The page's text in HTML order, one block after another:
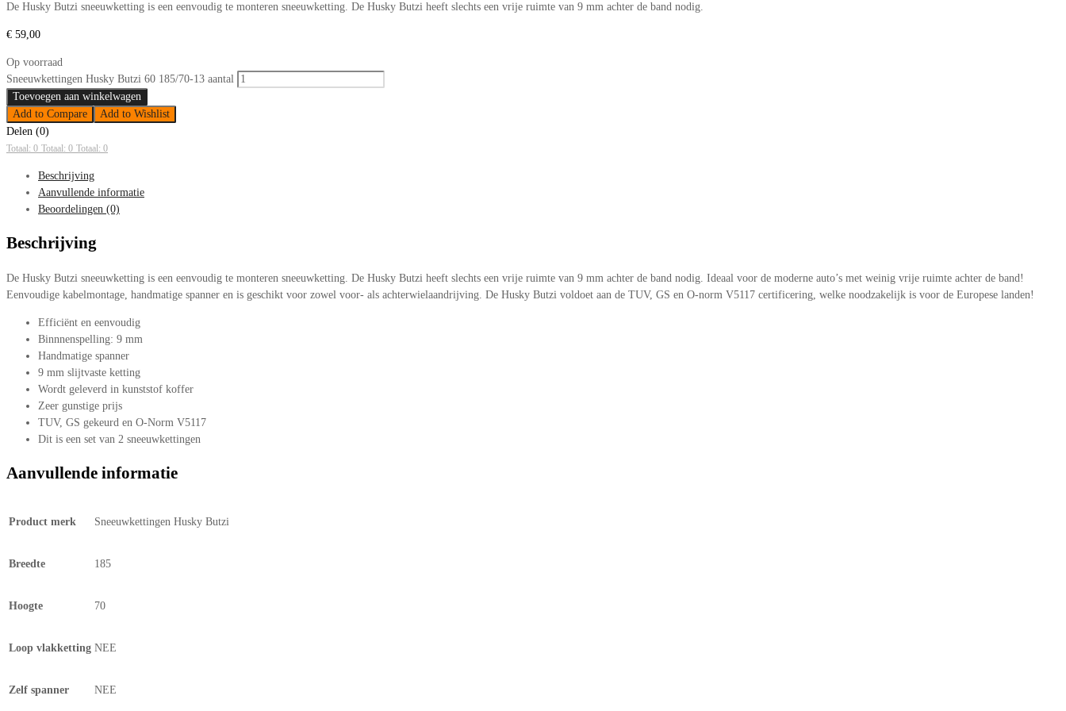
De Husky Butzi sneeuwketting is een eenvoudig te monteren sneeuwketting. De Husky Butzi heeft slechts een vrije ruimte van 9 mm achter de band nodig.
€ 59,00
Op voorraad
Sneeuwkettingen Husky Butzi 60 185/70-13 aantal
Toevoegen aan winkelwagen
Add to Compare
Add to Wishlist
Delen (0)
Totaal: 0 Totaal: 0 Totaal: 0
Beschrijving
Aanvullende informatie
Beoordelingen (0)
Beschrijving
De Husky Butzi sneeuwketting is een eenvoudig te monteren sneeuwketting. De Husky Butzi heeft slechts een vrije ruimte van 9 mm achter de band nodig. Ideaal voor de moderne auto’s met weinig vrije ruimte achter de band!
Eenvoudige kabelmontage, handmatige spanner en is geschikt voor zowel voor- als achterwielaandrijving. De Husky Butzi voldoet aan de TUV, GS en O-norm V5117 certificering, welke noodzakelijk is voor de Europese landen!
Efficiënt en eenvoudig
Binnnenspelling: 9 mm
Handmatige spanner
9 mm slijtvaste ketting
Wordt geleverd in kunststof koffer
Zeer gunstige prijs
TUV, GS gekeurd en O-Norm V5117
Dit is een set van 2 sneeuwkettingen
Aanvullende informatie
Product merk Sneeuwkettingen Husky Butzi
Breedte 185
Hoogte 70
Loop vlakketting NEE
Zelf spanner NEE